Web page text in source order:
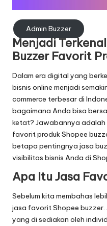
Admin Buzzer
Menjadi
BuzzerFavorit
Dalam era digital yang
bisnis online menjadi
commerce terbesar di
bagaimana Anda bisa
ketat? Jawabannya
favorit produk Shopee
betapa pentingnya jasa
visibilitas bisnis Anda di
Apa Itu Jasa
Sebelum kita membahas
jasa favorit Shopee
yang di sediakan oleh